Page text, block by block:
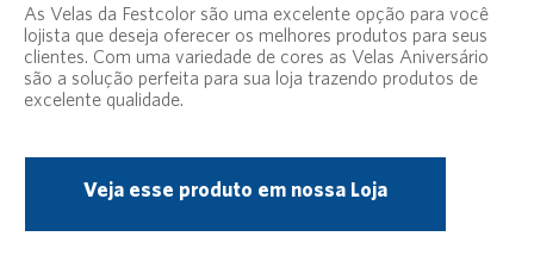
As Velas da Festcolor são uma excelente opção para você
lojista que deseja oferecer os melhores produtos para seus
clientes. Com uma variedade de cores as Velas Aniversário
são a solução perfeita para sua loja trazendo produtos de
excelente qualidade.
Veja esse produto em nossa Loja